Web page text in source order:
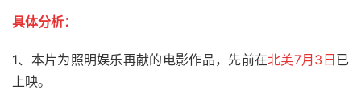
具体分析：
1、本片为照明娱乐再献的电影作品，先前在北美7月3日 已
上映。